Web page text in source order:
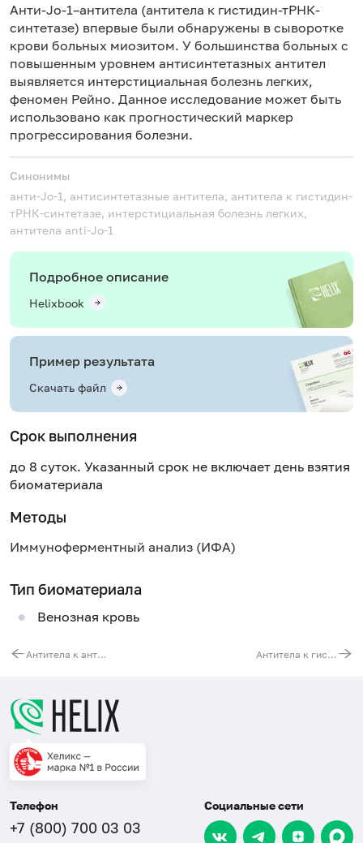
Анти-Jo-1–антитела (антитела к гистидин-тРНК-
синтетазе) впервые были обнаружены в сыворотке
крови больных миозитом. У большинства больных с
повышенным уровнем антисинтетазных антител
выявляется интерстициальная болезнь легких,
феномен Рейно. Данное исследование может быть
использовано как прогностический маркер
прогрессирования болезни.
Синонимы
анти-Jo-1, антисинтетазные антитела, антитела к гистидин-
тРНК-синтетазе, интерстициальная болезнь легких,
антитела anti-Jo-1
Подробное описание
Helixbook
Пример результата
Скачать файл
Срок выполнения
до 8 суток. Указанный срок не включает день взятия
биоматериала
Методы
Иммуноферментный анализ (ИФА)
Тип биоматериала
Венозная кровь
Антитела к антигену Scl-70 (Анти-Scl-70) Антитела к гистонам
Телефон
+7 (800) 700 03 03
Социальные сети